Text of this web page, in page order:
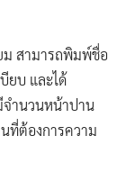
ม สามารถพิมพ์ชื่อ
ยบ และได้
ำนวนหน้าปาน
ที่ต้องการความ